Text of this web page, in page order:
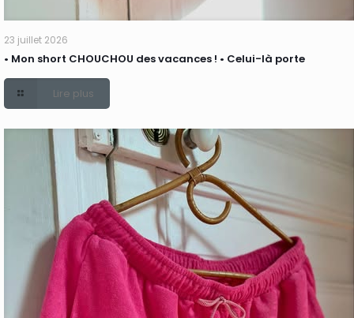
23 juillet 2026
• Mon short CHOUCHOU des vacances ! • Celui-là porte
Lire plus